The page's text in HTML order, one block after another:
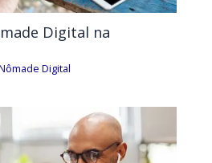
Digital na
Digital